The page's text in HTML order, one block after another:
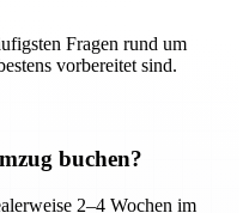
Fragen rund um
vorbereitet sind.
buchen?
2–4 Wochen im